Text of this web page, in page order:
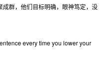
群，他们目标明确，眼神笃定，没
every time you lower your